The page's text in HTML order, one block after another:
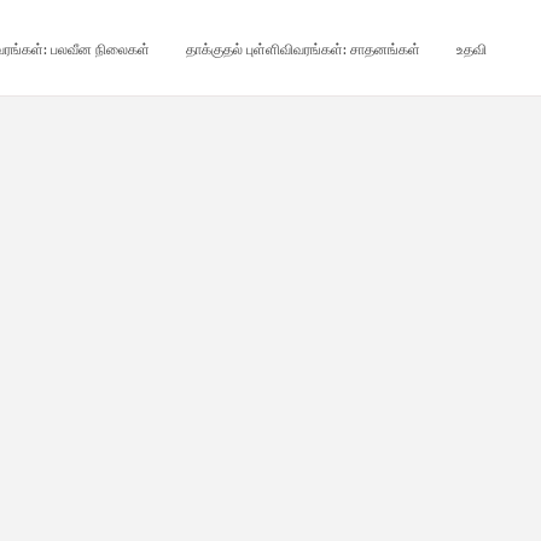
பலவீன நிலைகள் தாக்குதல் புள்ளிவிவரங்கள்: சாதனங்கள் உதவி